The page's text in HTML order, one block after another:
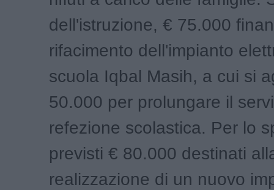
dell'istruzione, € 75.000
rifacimento dell'impianto
scuola Iqbal Masih, a cui si
50.000 per prolungare il
refezione scolastica. Per lo
previsti € 80.000 destinati
realizzazione di un nuovo